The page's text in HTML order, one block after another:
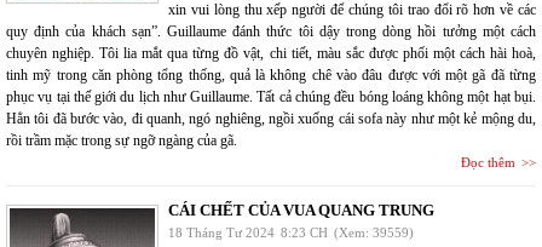
xin vui lòng thu xếp người để chúng tôi trao đổi rõ hơn về các
quy định của khách sạn”. Guillaume đánh thức tôi dậy trong dòng hồi tưởng một cách
chuyên nghiệp. Tôi lia mắt qua từng đồ vật, chi tiết, màu sắc được phối một cách hài hoà,
tinh mỹ trong căn phòng tổng thống, quả là không chê vào đâu được với một gã đã từng
phục vụ tại thế giới du lịch như Guillaume. Tất cả chúng đều bóng loáng không một hạt bụi.
Hẳn tôi đã bước vào, đi quanh, ngó nghiêng, ngồi xuống cái sofa này như một kẻ mộng du,
rồi trầm mặc trong sự ngỡ ngàng của gã.
Đọc thêm
CÁI CHẾT CỦA VUA QUANG TRUNG
18 Tháng Tư 2024 8:23 CH (Xem: 39559)